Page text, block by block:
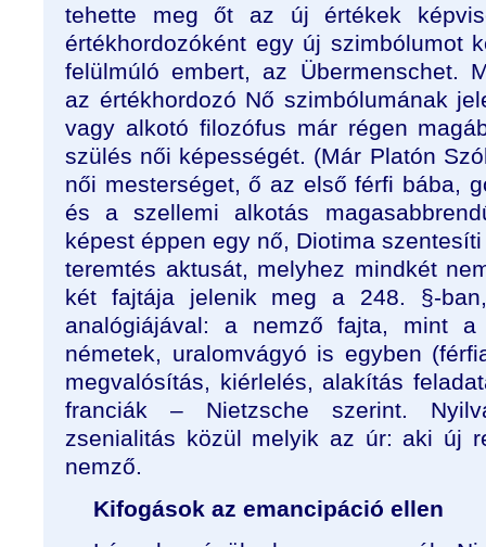
tehette meg őt az új értékek
értékhordozóként egy új szimbólumot
felülmúló embert, az Übermenschet.
az értékhordozó Nő szimbólumának
vagy alkotó filozófus már régen
szülés női képességét. (Már Platón
női mesterséget, ő az első férfi bába,
és a szellemi alkotás
képest éppen egy nő, Diotima
teremtés aktusát, melyhez mindkét
két fajtája jelenik meg a 248. §-
analógiájával: a nemző fajta, mint
németek, uralomvágyó is egyben
megvalósítás, kiérlelés, alakítás
franciák – Nietzsche szerint.
zsenialitás közül melyik az úr: aki új
nemző.
Kifogások az emancipáció ellen